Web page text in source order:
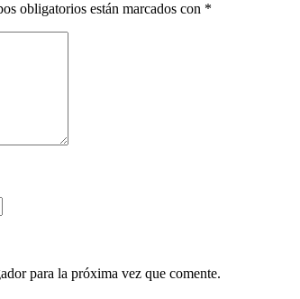
obligatorios están marcados con *
para la próxima vez que comente.